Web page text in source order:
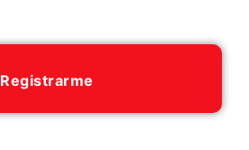
Registrarme